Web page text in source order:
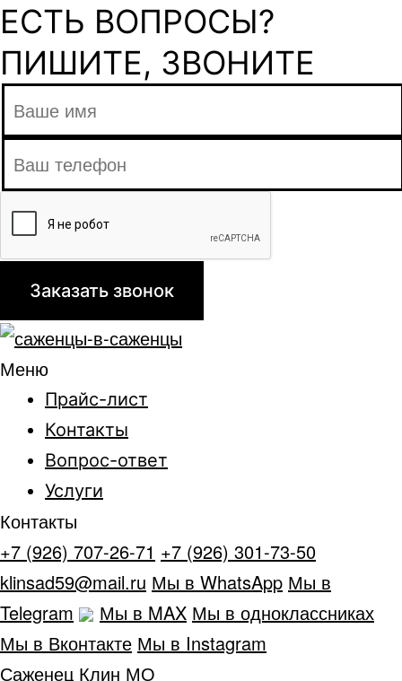
ЕСТЬ ВОПРОСЫ?
ПИШИТЕ, ЗВОНИТЕ
Меню
Прайс-лист
Контакты
Вопрос-ответ
Услуги
Контакты
+7 (926) 707-26-71 +7 (926) 301-73-50
klinsad59@mail.ru Мы в WhatsApp Мы в
Telegram
Мы в MAX Мы в одноклассниках
Мы в Вконтакте Мы в Instagram
Саженец Клин МО